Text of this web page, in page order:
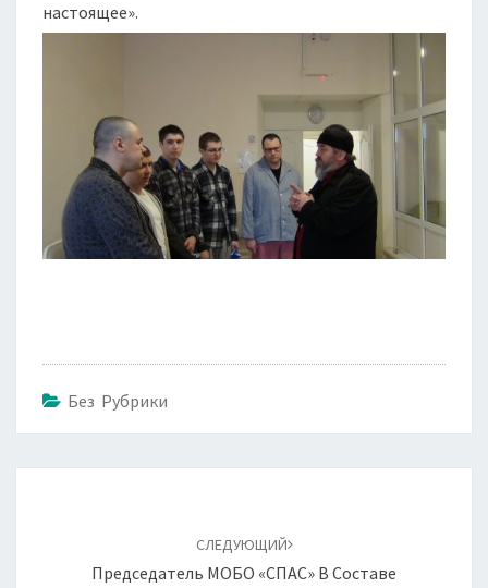
настоящее».
Без Рубрики
СЛЕДУЮЩИЙ
Председатель МОБО «СПАС» В Составе